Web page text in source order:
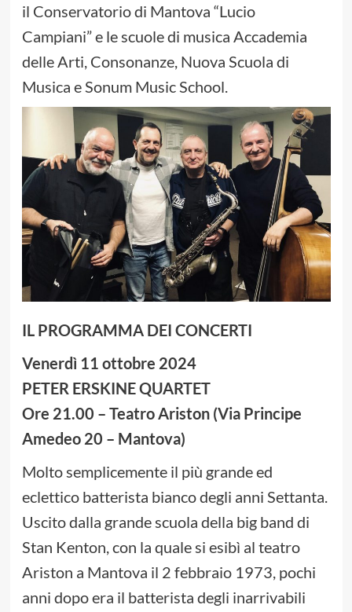
il Conservatorio di Mantova “Lucio
Campiani” e le scuole di musica Accademia
delle Arti, Consonanze, Nuova Scuola di
Musica e Sonum Music School.
IL PROGRAMMA DEI CONCERTI
Venerdì 11 ottobre 2024
PETER ERSKINE QUARTET
Ore 21.00 – Teatro Ariston (Via Principe
Amedeo 20 – Mantova)
Molto semplicemente il più grande ed
eclettico batterista bianco degli anni Settanta.
Uscito dalla grande scuola della big band di
Stan Kenton, con la quale si esibì al teatro
Ariston a Mantova il 2 febbraio 1973, pochi
anni dopo era il batterista degli inarrivabili